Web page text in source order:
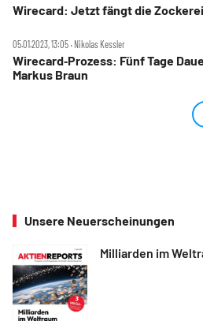
Wirecard: Jetzt fängt die
05.01.2023, 13:05 ‧ Nikolas Kessler
Wirecard‑Prozess: Fünf Tage
Markus Braun
Unsere Neuerscheinungen
Milliarden im